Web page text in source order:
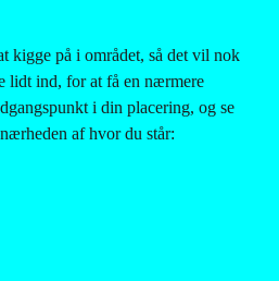
kigge på i området, så det vil nok
lidt ind, for at få en nærmere
i din placering, og se
af hvor du står: